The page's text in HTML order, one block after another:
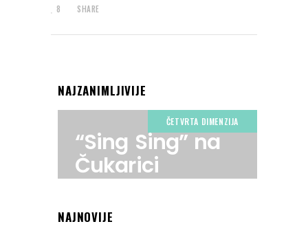
8 SHARE
NAJZANIMLJIVIJE
ČETVRTA DIMENZIJA
“Sing Sing” na
Čukarici
NAJNOVIJE